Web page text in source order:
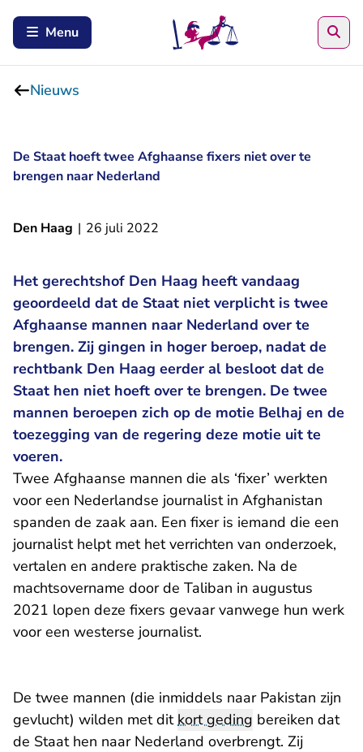
Menu
Nieuws
De Staat hoeft twee Afghaanse fixers niet over te
brengen naar Nederland
Den Haag | 26 juli 2022
Het gerechtshof Den Haag heeft vandaag
geoordeeld dat de Staat niet verplicht is twee
Afghaanse mannen naar Nederland over te
brengen. Zij gingen in hoger beroep, nadat de
rechtbank Den Haag eerder al besloot dat de
Staat hen niet hoeft over te brengen. De twee
mannen beroepen zich op de motie Belhaj en de
toezegging van de regering deze motie uit te
voeren.
Twee Afghaanse mannen die als ‘fixer’ werkten
voor een Nederlandse journalist in Afghanistan
spanden de zaak aan. Een fixer is iemand die een
journalist helpt met het verrichten van onderzoek,
vertalen en andere praktische zaken. Na de
machtsovername door de Taliban in augustus
2021 lopen deze fixers gevaar vanwege hun werk
voor een westerse journalist.
De twee mannen (die inmiddels naar Pakistan zijn
gevlucht) wilden met ditkort geding bereiken dat
de Staat hen naar Nederland overbrengt. Zij